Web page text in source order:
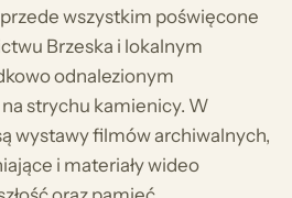
wszystkim poświęcone
Brzeska i lokalnym
odnalezionym
strychu kamienicy. W
wystawy filmów archiwalnych,
i materiały wideo